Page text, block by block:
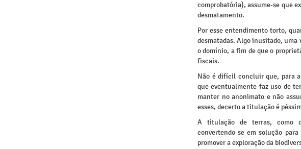
comprobatória), assume-se que
desmatamento.
Por esse entendimento torto,
desmatadas. Algo inusitado,
o domínio, a fim de que o
fiscais.
Não é difícil concluir que, para
que eventualmente faz uso de
manter no anonimato e não
esses, decerto a titulação é
A titulação de terras, como
convertendo-se em solução
promover a exploração da